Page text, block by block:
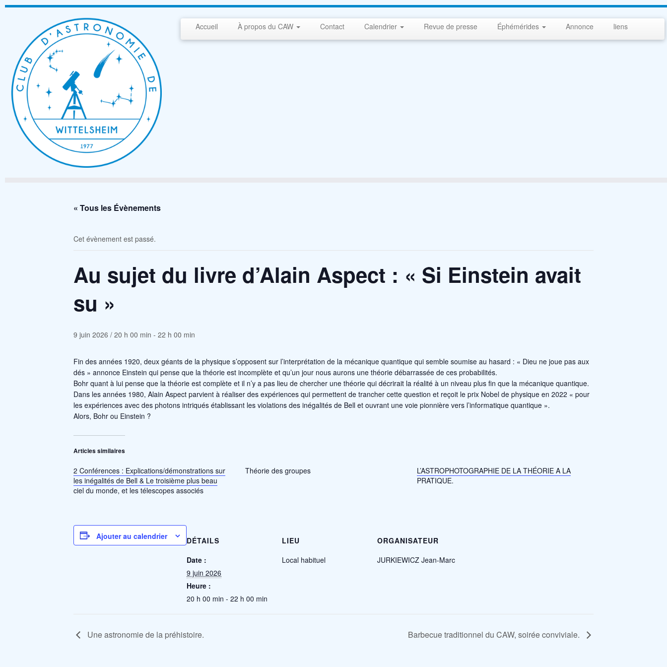
Passer
Accueil À propos du CAW Contact Calendrier Revue de presse Éphémérides Annonce liens
« Tous les Évènements
Cet évènement est passé.
Au sujet du livre d’Alain Aspect : « Si Einstein avait
su »
9 juin 2026 / 20 h 00 min - 22 h 00 min
Fin des années 1920, deux géants de la physique s’opposent sur l’interprétation de la mécanique quantique qui semble soumise au hasard : « Dieu ne joue pas aux
dés » annonce Einstein qui pense que la théorie est incomplète et qu’un jour nous aurons une théorie débarrassée de ces probabilités.
Bohr quant à lui pense que la théorie est complète et il n’y a pas lieu de chercher une théorie qui décrirait la réalité à un niveau plus fin que la mécanique quantique.
Dans les années 1980, Alain Aspect parvient à réaliser des expériences qui permettent de trancher cette question et reçoit le prix Nobel de physique en 2022 « pour
les expériences avec des photons intriqués établissant les violations des inégalités de Bell et ouvrant une voie pionnière vers l’informatique quantique ».
Alors, Bohr ou Einstein ?
Articles similaires
2 Conférences : Explications/démonstrations sur
les inégalités de Bell & Le troisième plus beau
ciel du monde, et les télescopes associés
Théorie des groupes
L’ASTROPHOTOGRAPHIE DE LA THÉORIE A LA
PRATIQUE.
Ajouter au calendrier
DÉTAILS
Date :
9 juin 2026
Heure :
20 h 00 min - 22 h 00 min
LIEU
Local habituel
ORGANISATEUR
JURKIEWICZ Jean-Marc
Une astronomie de la préhistoire. Barbecue traditionnel du CAW, soirée conviviale.